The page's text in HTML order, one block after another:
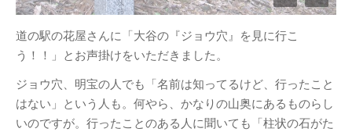
体験・講座・ワークショ
明宝PHOTO
月刊めいほう
道の駅の花屋さんに「大谷の『ジョウ穴』を見に行こ
う！！」とお声掛けをいただきました。
ジョウ穴、明宝の人でも「名前は知ってるけど、行ったこと
はない」という人も。何やら、かなりの山奥にあるものらし
いのですが。行ったことのある人に聞いても「柱状の石がた